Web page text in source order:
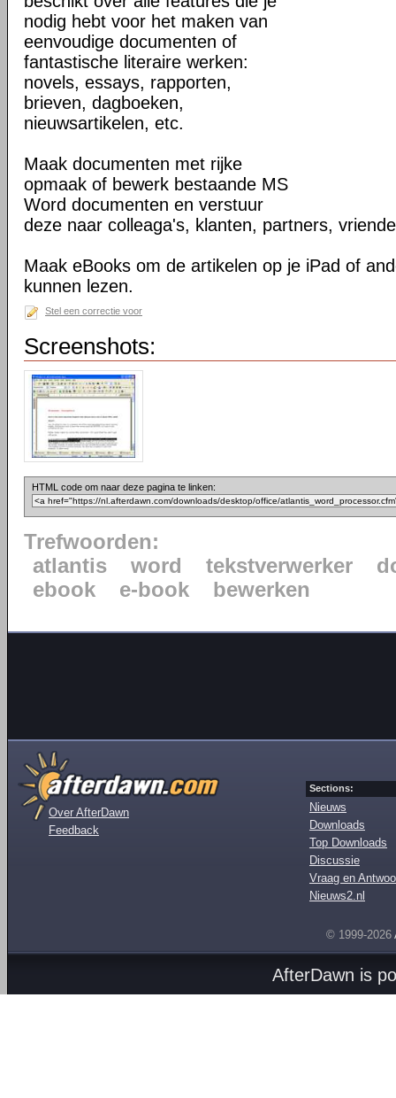
nodig hebt voor het maken van
eenvoudige documenten of
fantastische literaire werken:
novels, essays, rapporten,
brieven, dagboeken,
nieuwsartikelen, etc.
Maak documenten met rijke
opmaak of bewerk bestaande MS
Word documenten en verstuur
deze naar colleaga's, klanten, partners,
Maak eBooks om de artikelen op je iPad of
kunnen lezen.
Stel een correctie voor
Screenshots:
HTML code om naar deze pagina te linken:
Trefwoorden:
atlantis
word tekstverwerker
ebook
e-book bewerken
Over AfterDawn
Feedback
Sections:
Nieuws
Downloads
Top Downloads
Discussie
Vraag en
Nieuws2.nl
© 1999-2026
AfterDawn is